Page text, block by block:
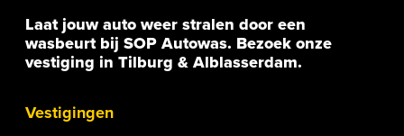
Laat jouw auto weer stralen door een
wasbeurt bij SOP Autowas. Bezoek onze
vestiging in Tilburg & Alblasserdam.
Vestigingen